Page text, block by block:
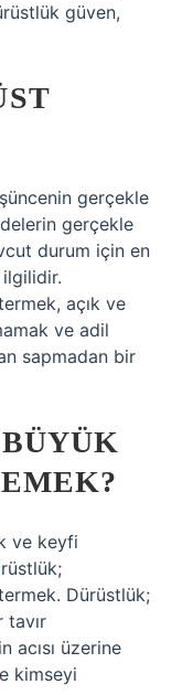
güven,
gerçekle
gerçekle
durum için en
açık ve
ve adil
sapmadan bir
ve keyfi
Dürüstlük;
tavır
acısı üzerine
kimseyi